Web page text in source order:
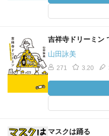
吉祥寺ドリーミン
山田詠美
271 3.20
マスクは踊る